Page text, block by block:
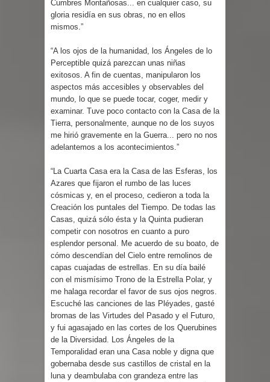
Cumbres Montañosas... en cualquier caso, su
gloria residía en sus obras, no en ellos
mismos.”
“A los ojos de la humanidad, los Ángeles de lo
Perceptible quizá parezcan unas niñas
exitosos. A fin de cuentas, manipularon los
aspectos más accesibles y observables del
mundo, lo que se puede tocar, coger, medir y
examinar. Tuve poco contacto con la Casa de la
Tierra, personalmente, aunque no de los suyos
me hirió gravemente en la Guerra... pero no nos
adelantemos a los acontecimientos.”
“La Cuarta Casa era la Casa de las Esferas, los
Azares que fijaron el rumbo de las luces
cósmicas y, en el proceso, cedieron a toda la
Creación los puntales del Tiempo. De todas las
Casas, quizá sólo ésta y la Quinta pudieran
competir con nosotros en cuanto a puro
esplendor personal. Me acuerdo de su boato, de
cómo descendían del Cielo entre remolinos de
capas cuajadas de estrellas. En su día bailé
con el mismísimo Trono de la Estrella Polar, y
me halaga recordar el favor de sus ojos negros.
Escuché las canciones de las Pléyades, gasté
bromas de las Virtudes del Pasado y el Futuro,
y fui agasajado en las cortes de los Querubines
de la Diversidad. Los Ángeles de la
Temporalidad eran una Casa noble y digna que
gobernaba desde sus castillos de cristal en la
luna y deambulaba con grandeza entre las